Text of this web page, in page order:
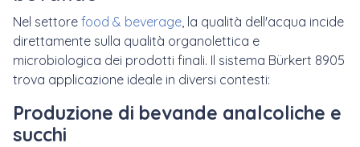
Nel settore food & beverage , la qualità dell'acqua incide
direttamente sulla qualità organolettica e
microbiologica dei prodotti finali. Il sistema Bürkert 8905
trova applicazione ideale in diversi contesti:
Produzione di bevande analcoliche e
succhi